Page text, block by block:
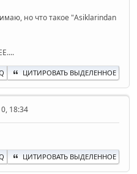
но что такое "Asiklarindan
ЦИТИРОВАТЬ ВЫДЕЛЕННОЕ
18:34
ЦИТИРОВАТЬ ВЫДЕЛЕННОЕ